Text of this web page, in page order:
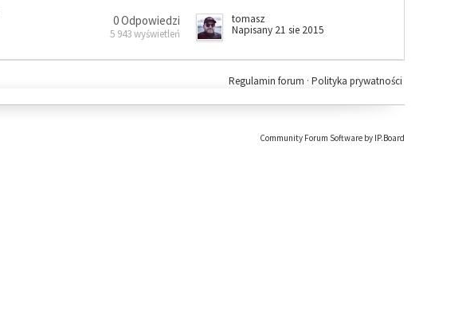
0 Odpowiedzi
5 943 wyświetleń
tomasz
Napisany 21 sie 2015
Polityka prywatności
Regulamin forum ·
Community Forum Software by IP.Board